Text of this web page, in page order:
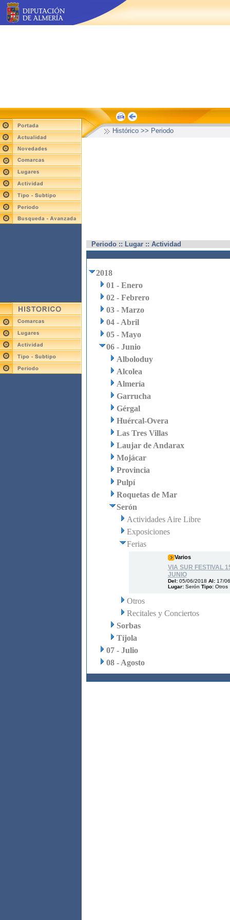
Histórico >> Periodo
Periodo :: Lugar :: Actividad
2018
01 - Enero
02 - Febrero
03 - Marzo
04 - Abril
05 - Mayo
06 - Junio
Alboloduy
Alcolea
Almería
Garrucha
Gérgal
Huércal-Overa
Las Tres Villas
Laujar de Andarax
Mojácar
Provincia
Pulpí
Roquetas de Mar
Serón
Actividades Aire Libre
Exposiciones
Ferias
Varios
VIA SUR FESTIVAL
JUNIO
Del: 05/06/2018 Al: 17/
Lugar: Serón Tipo: Otros
Otros
Recitales y Conciertos
Sorbas
Tíjola
07 - Julio
08 - Agosto